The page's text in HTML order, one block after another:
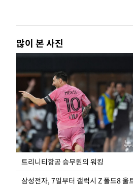
많이 본 사진
트리니티항공 승무원의 워킹